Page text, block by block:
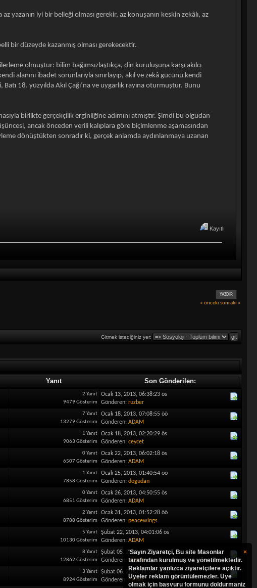
yazanın iyi bir belleği olması gerekir, az konuşanın keskin zekâlı, az
bir düzeyde kazanmış olması gerekecektir.
olmuştur: bilim bağımsızlaştıkça, din kuruluşuna karşı akılcı
alanını ibadet sorunlarıyla sınırlayıp, akıl ve zekâ gücünü kendi
18. yüzyılda Akıl Çağı’na ve uygarlık rayına oturmuştur. Bunu
birlikte gerçekçilik erginliğine adımını atmıştır. Şimdi bu olgudan
ancak önceden verili kalıplara göre biçimlenme aşamasından
dönüştükten sonradır ki, gerçek anlamda aydınlanmaya uzanan
Kayıtlı
YAZDIR
« önceki sonraki »
Gitmek istediğiniz yer:
Yanıt Son Gönderilen:
2 Yanıt
9479 Gösterim
Ocak 13, 2013, 06:38:23 ös
Gönderen:ruzber
7 Yanıt
13279 Gösterim
Ocak 18, 2013, 07:08:55 öö
Gönderen:ADAM
1 Yanıt
9063 Gösterim
Ocak 18, 2013, 02:20:29 ös
Gönderen:ceycet
0 Yanıt
6507 Gösterim
Ocak 22, 2013, 06:02:18 ös
Gönderen:ADAM
1 Yanıt
7858 Gösterim
Ocak 25, 2013, 01:40:54 öö
Gönderen:dogudan
0 Yanıt
6851 Gösterim
Ocak 26, 2013, 04:50:55 ös
Gönderen:ADAM
2 Yanıt
8788 Gösterim
Ocak 31, 2013, 01:52:28 öö
Gönderen:peacewings
5 Yanıt
10130 Gösterim
Şubat 22, 2013, 04:01:06 ös
Gönderen:ADAM
8 Yanıt
12862 Gösterim
Şubat 05, 2013, 04:21:03 ös
Gönderen:ADAM
3 Yanıt
8924 Gösterim
Şubat 06, 2013, 11:20:35 öö
Gönderen: ruzber
×
'Sayın Ziyaretçi, Bu site Masonlar
tarafından kurulmuş ve yönetilmektedir.
Reklamlar yanlızca ziyaretçilere açıktır.
Üyeler reklam görüntülemezler. Üye
olmak için basvuru formunu doldurmaniz